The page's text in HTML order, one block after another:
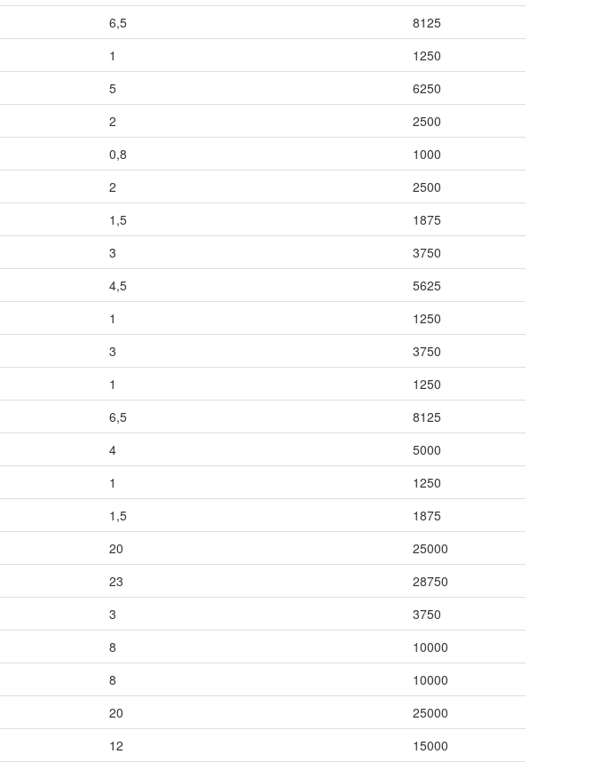
6,5
8125
1
1250
5
6250
2
2500
0,8
1000
2
2500
1,5
1875
3
3750
4,5
5625
1
1250
3
3750
1
1250
6,5
8125
4
5000
1
1250
1,5
1875
20
25000
23
28750
3
3750
8
10000
8
10000
20
25000
12
15000